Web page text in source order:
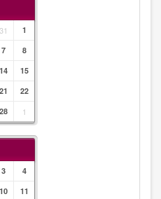
31
1
7
8
14
15
21
22
28 1
3
4
10
11